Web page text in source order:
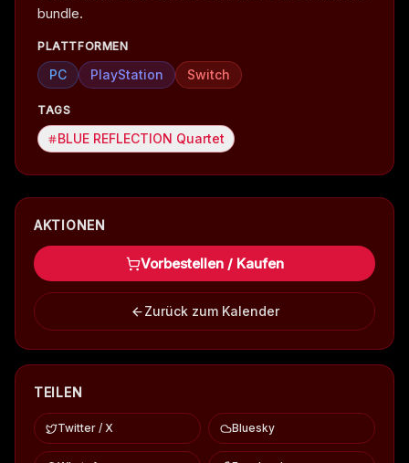
bundle.
PLATTFORMEN
PC PlayStation Switch
TAGS
BLUE REFLECTION Quartet
AKTIONEN
Vorbestellen / Kaufen
Zurück zum Kalender
TEILEN
Twitter / X Bluesky